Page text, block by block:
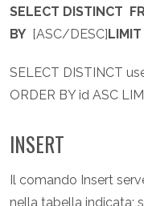
SELECT DISTINCT
BY [ASC/DESC] LIMIT
SELECT DISTINCT
ORDER BY id ASC
INSERT
Il comando Insert
nella tabella indicata;